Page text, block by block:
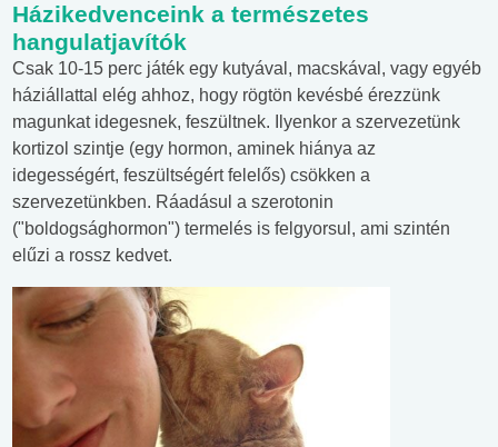
Házikedvenceink a természetes
hangulatjavítók
Csak 10-15 perc játék egy kutyával, macskával, vagy egyéb
háziállattal elég ahhoz, hogy rögtön kevésbé érezzünk
magunkat idegesnek, feszültnek. Ilyenkor a szervezetünk
kortizol szintje (egy hormon, aminek hiánya az
idegességért, feszültségért felelős) csökken a
szervezetünkben. Ráadásul a szerotonin
("boldogsághormon") termelés is felgyorsul, ami szintén
elűzi a rossz kedvet.